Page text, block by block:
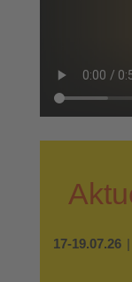
17-19.07.26